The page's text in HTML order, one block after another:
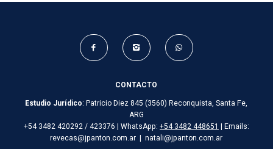
CONTACTO
Estudio Jurídico: Patricio Diez 845 (3560) Reconquista, Santa Fe,
ARG
+54 3482 420292 / 423376 | WhatsApp: +54 3482 448651 | Emails:
revecas@jpanton.com.ar | natali@jpanton.com.ar